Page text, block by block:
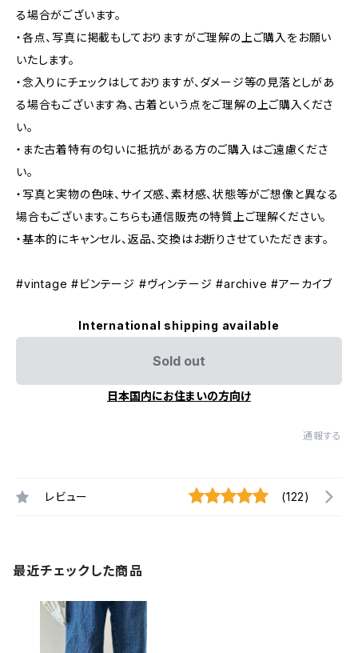
る場合がございます。
・各点、写真に掲載もしておりますがご理解の上ご購入をお願い
いたします。
・念入りにチェックはしておりますが、ダメージ等の見落としがあ
る場合もございます為、古着という点をご理解の上ご購入くださ
い。
・また古着特有の匂いに抵抗がある方のご購入はご遠慮くださ
い。
・写真と実物の色味、サイズ感、素材感、状態等がご想像と異なる
場合もございます。こちらも通信販売の特質上ご理解ください。
・基本的にキャンセル、返品、交換はお断りさせていただきます。
#vintage #ビンテージ #ヴィンテージ #archive #アーカイブ
International shipping available
Sold out
日本国内にお住まいの方向け
通報する
レビュー (122)
最近チェックした商品